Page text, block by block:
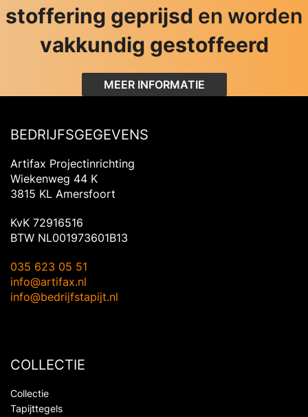
stoffering geprijsd en worden
vakkundig gestoffeerd
MEER INFORMATIE
BEDRIJFSGEGEVENS
Artifax Projectinrichting
Wiekenweg 44 K
3815 KL Amersfoort
KvK 72916516
BTW NL001973601B13
035 623 05 51
info@artifax.nl
info@bedrijfstapijt.nl
COLLECTIE
Collectie
Tapijttegels